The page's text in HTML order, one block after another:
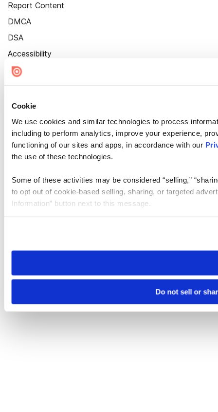
Cookie
We use cookies and similar technologies to process
including to perform analytics, improve your experience,
functioning of our sites and apps, in accordance with our
the use of these technologies.
Some of these activities may be considered “selling,”
to opt out of cookie-based selling, sharing, or targeted
Information” button next to this message.
need to be set again.
Do not sell or
Report Content
DMCA
DSA
Accessibility
Cookie Settings